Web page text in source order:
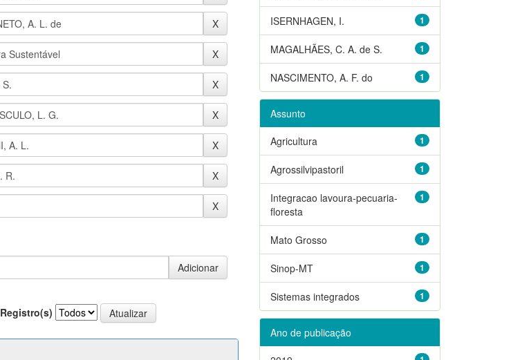
Registro(s)
1
ISERNHAGEN, I.
1
MAGALHÃES, C. A. de S.
1
NASCIMENTO, A. F. do
Assunto
1
Agricultura
1
Agrossilvipastoril
1
Integracao lavoura-pecuaria-
floresta
1
Mato Grosso
1
Sinop-MT
1
Sistemas integrados
Ano de publicação